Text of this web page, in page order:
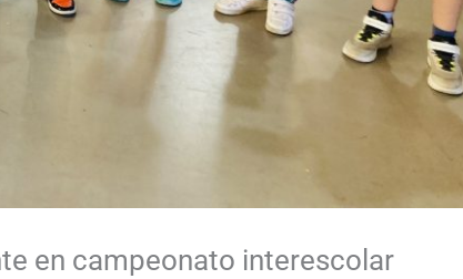
en campeonato interescolar